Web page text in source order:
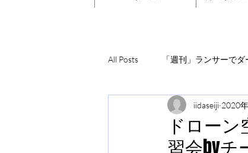
All Posts 「週刊」ランサーで
ドロー
習会byチ
iidaseiji 2020